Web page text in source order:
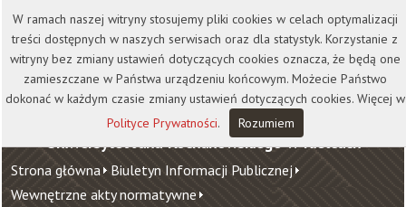
Kontakt Biblioteka
Wydawnictwo
Wirtualna Uczelnia
Uniwersytet Jana Kochanowskiego w Kielcach
Strona główna Biuletyn Informacji Publicznej
Wewnętrzne akty normatywne
W ramach naszej witryny stosujemy pliki cookies w celach optymalizacji
treści dostępnych w naszych serwisach oraz dla statystyk. Korzystanie z
witryny bez zmiany ustawień dotyczących cookies oznacza, że będą one
zamieszczane w Państwa urządzeniu końcowym. Możecie Państwo
dokonać w każdym czasie zmiany ustawień dotyczących cookies. Więcej w
Polityce Prywatności. Rozumiem